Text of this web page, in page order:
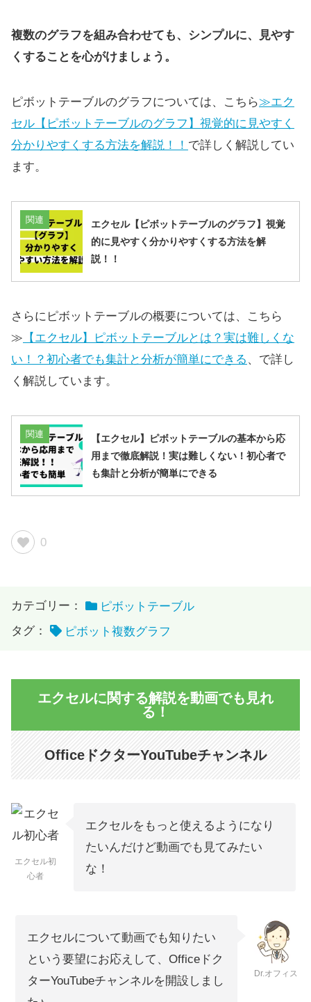
複数のグラフを組み合わせても、シンプルに、見やす
くすることを心がけましょう。
ピボットテーブルのグラフについては、こちら≫エク
セル【ピボットテーブルのグラフ】視覚的に見やすく
分かりやすくする方法を解説！！ で詳しく解説してい
ます。
関連
エクセル【ピボットテーブルのグラフ】視覚
的に見やすく分かりやすくする方法を解
説！！
さらにピボットテーブルの概要については、こちら
≫ 【エクセル】ピボットテーブルとは？実は難しくな
い！？初心者でも集計と分析が簡単にできる 、で詳し
く解説しています。
関連
【エクセル】ピボットテーブルの基本から応
用まで徹底解説！実は難しくない！初心者で
も集計と分析が簡単にできる
0
カテゴリー：
ピボットテーブル
タグ：
ピボット複数グラフ
エクセルに関する解説を動画でも見れ
る！
OfficeドクターYouTubeチャンネル
エクセル初
心者
エクセルをもっと使えるようになり
たいんだけど動画でも見てみたい
な！
エクセルについて動画でも知りたい
という要望にお応えして、Officeドク
ターYouTubeチャンネルを開設しまし
Dr.オフィス